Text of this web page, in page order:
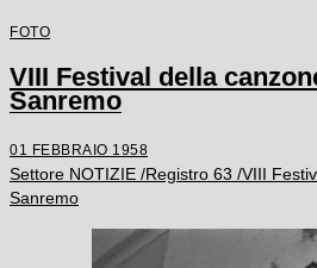
FOTO
VIII Festival della
Sanremo
01 FEBBRAIO 1958
Settore NOTIZIE /Registro 63 /VIII
Sanremo